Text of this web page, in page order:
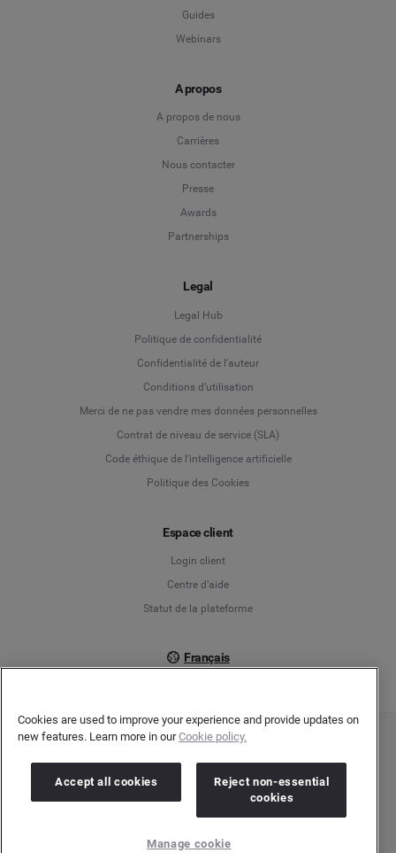
Guides
Webinars
A propos
A propos de nous
Carrières
Nous contacter
Presse
Awards
Partnerships
Legal
Legal Hub
Politique de confidentialité
Confidentialité de l’auteur
Conditions d’utilisation
Merci de ne pas vendre mes données personnelles
Contrat de niveau de service (SLA)
Code éthique de l'intelligence artificielle
Politique des Cookies
Espace client
Login client
Centre d’aide
Statut de la plateforme
Français
Deutsch
Churchill Place, Canary Wharf, London, E14 5HU
Cookies are used to improve your experience and provide updates on
new features. Learn more in ourCookie policy.
Accept all cookies
Reject non-essential
cookies
Manage cookie